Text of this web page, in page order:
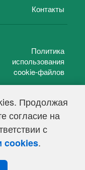
Продолжая
согласие на
с
cookies.
Контакты
Политика
использования
cookie-файлов
77-39848, выдано